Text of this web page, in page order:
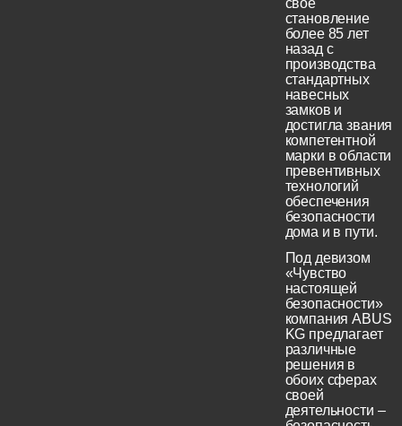
своё
становление
более 85 лет
назад с
производства
стандартных
навесных
замков и
достигла звания
компетентной
марки в области
превентивных
технологий
обеспечения
безопасности
дома и в пути.
Под девизом
«Чувство
настоящей
безопасности»
компания ABUS
KG предлагает
различные
решения в
обоих сферах
своей
деятельности –